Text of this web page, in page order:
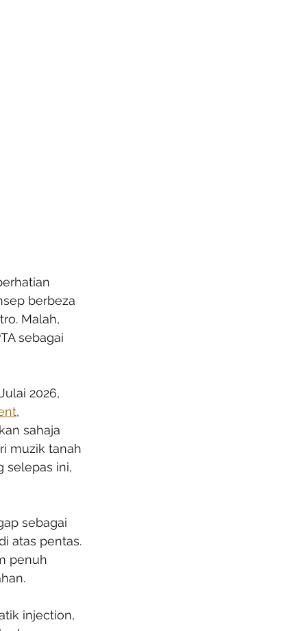
berbeza
Malah,
sebagai
2026,
,
sahaja
muzik tanah
selepas ini,
sebagai
atas pentas.
penuh
injection,